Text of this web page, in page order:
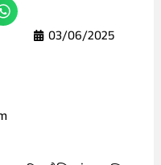
03/06/2025